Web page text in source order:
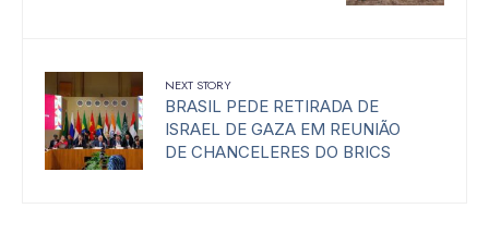
NEXT STORY
BRASIL PEDE RETIRADA DE
ISRAEL DE GAZA EM REUNIÃO
DE CHANCELERES DO BRICS